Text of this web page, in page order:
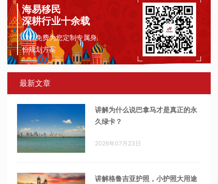
海易移民
深耕行业十余载
1对1免费为您定制专属身
份规划方案
最新文章
讲解为什么说巴拿马才是真正的永
久绿卡？
2026年07月23日
讲解格鲁吉亚护照，小护照大用途